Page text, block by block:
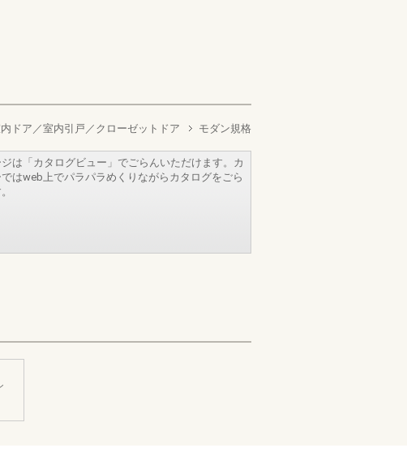
ドア／室内引戸／クローゼットドア
モダン規格
は「カタログビュー」でごらんいただけます。カ
はweb上でパラパラめくりながらカタログをごら